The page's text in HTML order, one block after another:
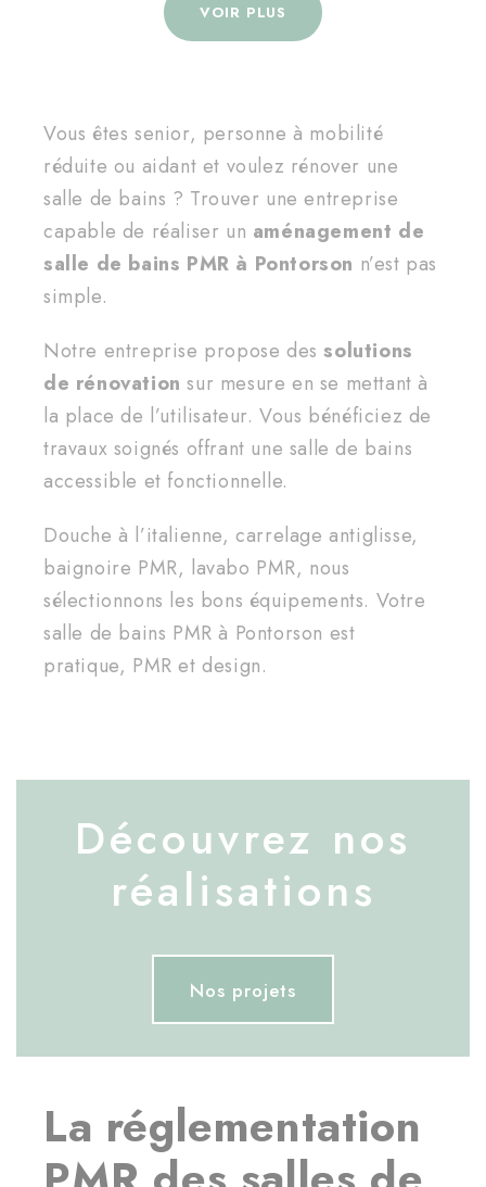
VOIR PLUS
Vous êtes senior, personne à mobilité
réduite ou aidant et voulez rénover une
salle de bains ? Trouver une entreprise
capable de réaliser un aménagement de
salle de bains PMR à Pontorson n’est pas
simple.
Notre entreprise propose des solutions
de rénovationsur mesure en se mettant à
la place de l’utilisateur. Vous bénéficiez de
travaux soignés offrant une salle de bains
accessible et fonctionnelle.
Douche à l’italienne, carrelage antiglisse,
baignoire PMR, lavabo PMR, nous
sélectionnons les bons équipements. Votre
salle de bains PMR à Pontorson est
pratique, PMR et design.
Découvrez nos
réalisations
Nos projets
La réglementation